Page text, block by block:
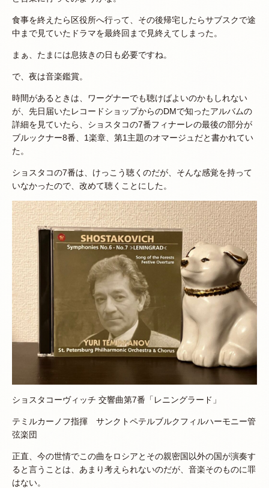
食事を終えたら区役所へ行って、その後帰宅したらサブスクで途
中まで見ていたドラマを最終回まで見終えてしまった。
まぁ、たまには息抜きの日も必要ですね。
で、夜は音楽鑑賞。
時間があるときは、ワーグナーでも聴けばよいのかもしれない
が、先日届いたレコードショップからのDMで知ったアルバムの
詳細を見ていたら、ショスタコの7番フィナーレの最後の部分が
ブルックナー8番、1楽章、第1主題のオマージュだと書かれてい
た。
ショスタコの7番は、けっこう聴くのだが、そんな感覚を持って
いなかったので、改めて聴くことにした。
ショスタコーヴィッチ 交響曲第7番「レニングラード」
テミルカーノフ指揮 サンクトペテルブルクフィルハーモニー管
弦楽団
正直、今の世情でこの曲をロシアとその親密国以外の国が演奏す
ると言うことは、あまり考えられないのだが、音楽そのものに罪
はない。